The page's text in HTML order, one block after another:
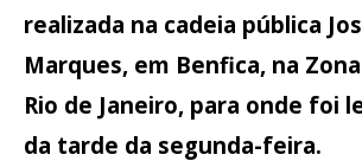
realizada na cadeia pública
Marques, em Benfica, na
Rio de Janeiro, para onde foi
da tarde da segunda-feira.